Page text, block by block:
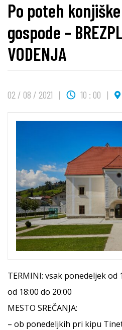
Po poteh
gospode –
VODENJA
02 / 08 / 2021 10 : 00
TERMINI: vsak ponedeljek od
od 18:00 do 20:00
MESTO SREČANJA:
– ob ponedeljkih pri kipu